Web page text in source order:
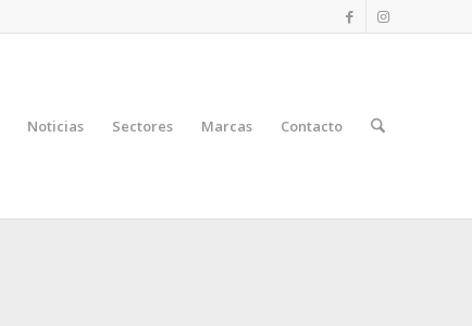
Noticias Sectores Marcas Contacto